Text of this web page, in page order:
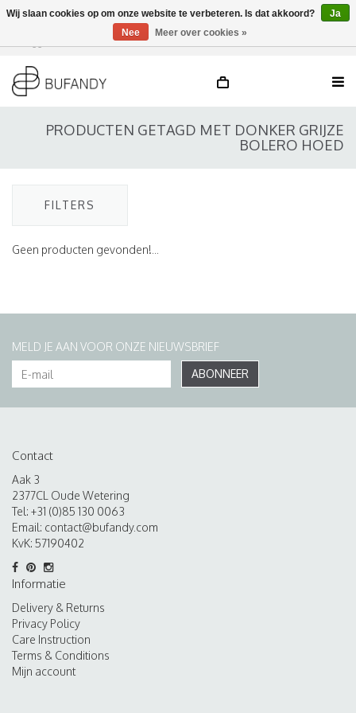
DE / EN
PRODUCTEN GETAGD MET DONKER GRIJZE
BOLERO HOED
FILTERS
Geen producten gevonden!...
MELD JE AAN VOOR ONZE NIEUWSBRIEF
ABONNEER
Contact
Aak 3
2377CL Oude Wetering
Tel: +31 (0)85 130 0063
Email: contact@bufandy.com
KvK: 57190402
Informatie
Delivery & Returns
Privacy Policy
Care Instruction
Terms & Conditions
Mijn account
Wij slaan cookies op om onze website te verbeteren. Is dat akkoord?
Ja
Nee
Meer over cookies »